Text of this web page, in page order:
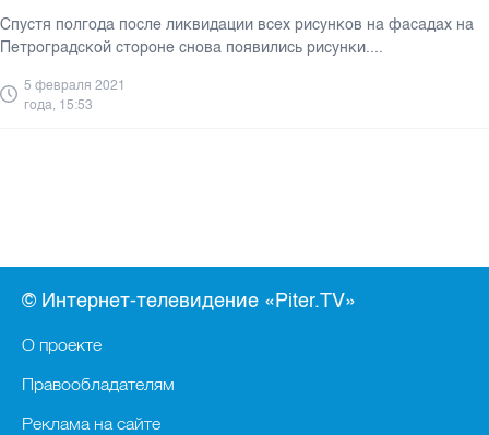
Спустя полгода после ликвидации всех рисунков на фасадах на
Петроградской стороне снова появились рисунки....
5 февраля 2021
года, 15:53
© Интернет-телевидение «Piter.TV»
О проекте
Правообладателям
Реклама на сайте